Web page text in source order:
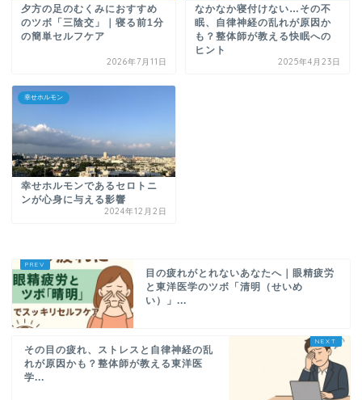
夕方の足のむくみにおすすめ
のツボ「三陰交」｜寝る前1分
の簡単セルフケア
2026年7月11日
なかなか寝付けない…その不
眠、自律神経の乱れが原因か
も？整体師が教える快眠への
ヒント
2025年4月23日
幸せホルモン
幸せホルモンであるセロトニ
ンが心身に与える影響
2024年12月2日
目の疲れがとれないあなたへ｜眼精疲労
と東洋医学のツボ「清明（せいめ
い）」...
その目の疲れ、ストレスと自律神経の乱
れが原因かも？整体師が教える東洋医
学...